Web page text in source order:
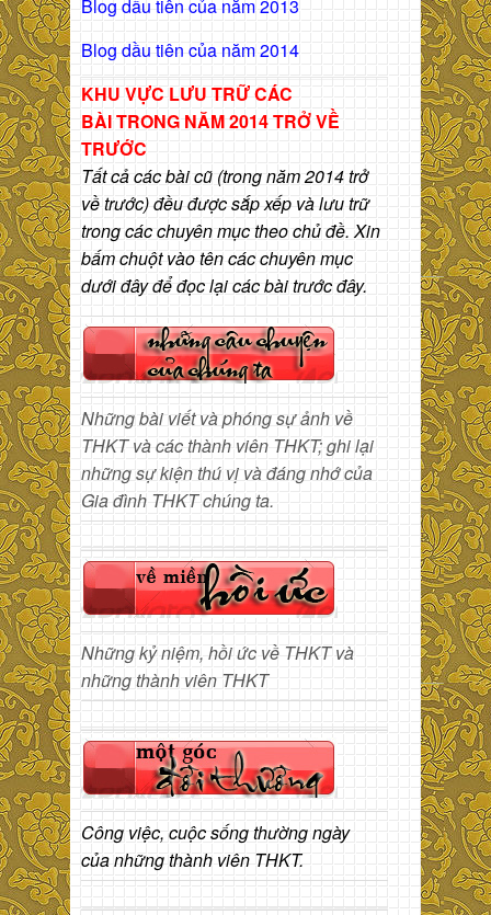
Blog dầu tiên của năm 2013
Blog dầu tiên của năm 2014
KHU VỰC LƯU TRỮ CÁC
BÀITRONG NĂM 2014 TRỞ VỀ
TRƯỚC
Tất cả các bài cũ (trong năm 2014 trở
về trước) đều được sắp xếp và lưu trữ
trong các chuyên mục theo chủ đề. Xin
bấm chuột vào tên các chuyên mục
dưới đây để đọc lại các bài trước đây.
Những bài viết và phóng sự ảnh về
THKT và các thành viên THKT; ghi lại
những sự kiện thú vị và đáng nhớ của
Gia đình THKT chúng ta.
Những kỷ niệm, hồi ức về THKT và
những thành viên THKT
Công việc, cuộc sống thường ngày
của những thành viên THKT.